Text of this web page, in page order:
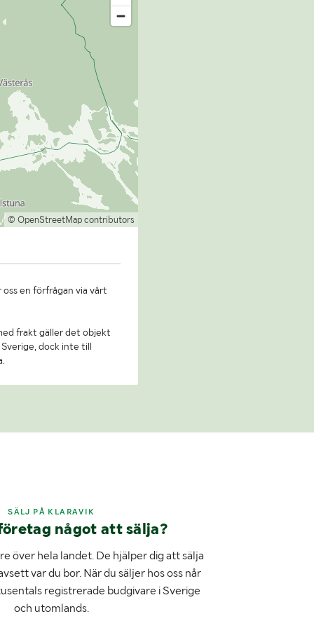
© OpenStreetMap contributors
en förfrågan via vårt
frakt gäller det objekt
dock inte till
SÄLJ PÅ KLARAVIK
något att sälja?
över hela landet. De hjälper dig att sälja
var du bor. När du säljer hos oss når
registrerade budgivare i Sverige
och utomlands.